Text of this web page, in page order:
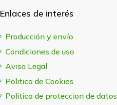
Enlaces de interés
Producción y envío
Condiciones de uso
Aviso Legal
Politica de Cookies
Politica de proteccion de datos